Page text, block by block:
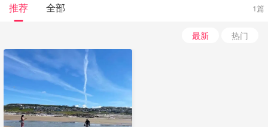
推荐 全部 1篇
最新 热门